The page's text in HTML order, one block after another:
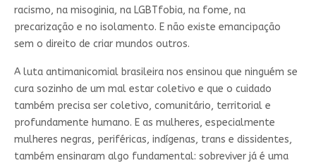
racismo, na misoginia, na LGBTfobia, na fome, na
precarização e no isolamento. E não existe emancipação
sem o direito de criar mundos outros.
A luta antimanicomial brasileira nos ensinou que ninguém se
cura sozinho de um mal estar coletivo e que o cuidado
também precisa ser coletivo, comunitário, territorial e
profundamente humano. E as mulheres, especialmente
mulheres negras, periféricas, indígenas, trans e dissidentes,
também ensinaram algo fundamental: sobreviver já é uma